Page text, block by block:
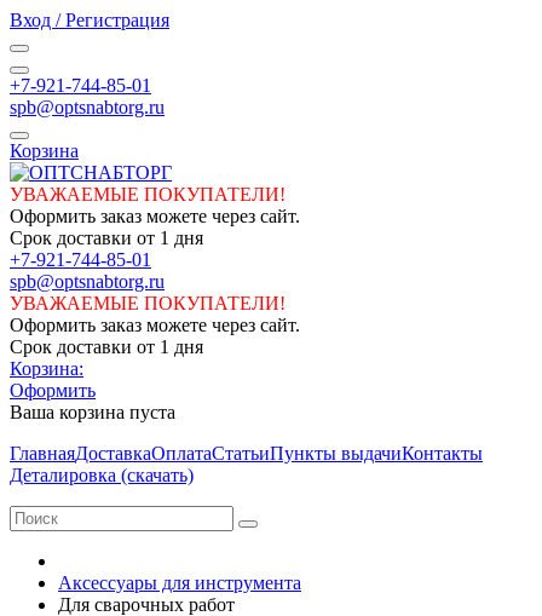
Вход / Регистрация
+7-921-744-85-01
spb@optsnabtorg.ru
Корзина
УВАЖАЕМЫЕ ПОКУПАТЕЛИ!
Оформить заказ можете через сайт.
Срок доставки от 1 дня
+7-921-744-85-01
spb@optsnabtorg.ru
УВАЖАЕМЫЕ ПОКУПАТЕЛИ!
Оформить заказ можете через сайт.
Срок доставки от 1 дня
Корзина:
Оформить
Ваша корзина пуста
ГлавнаяДоставкаОплатаСтатьиПункты выдачиКонтакты
Деталировка (скачать)
Аксессуары для инструмента
Для сварочных работ